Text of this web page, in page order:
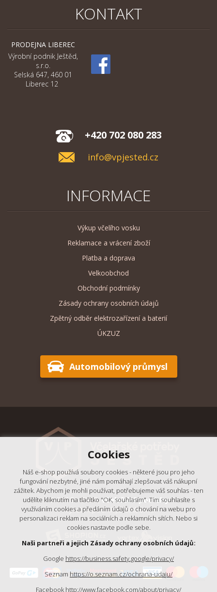
KONTAKT
PRODEJNA LIBEREC
Výrobní podnik Ještěd,
s.r.o.
Selská 647, 460 01
Liberec 12
+420 702 080 283
info@vpjested.cz
INFORMACE
Výkup včelího vosku
Reklamace a vrácení zboží
Platba a doprava
Velkoobchod
Obchodní podmínky
Zásady ochrany osobních údajů
Zpětný odběr elektrozařízení a baterií
ÚKZUZ
Automobilový průmysl
© 2018 - 2026, Včelařské potřeby
- Výrobní podnik Ještěd, s.r.o.
Cookies
Náš e-shop používá soubory cookies - některé jsou pro jeho
fungování nezbytné, jiné nám pomáhají zlepšovat váš nákupní
zážitek. Abychom je mohli používat, potřebujeme váš souhlas - ten
udělíte kliknutím na tlačítko "OK, souhlasím". Tím souhlasíte s
využíváním cookies a předáním údajů o chování na webu pro
personalizaci reklam na sociálních a reklamních sítích. Nebo si
cookies nastavte podle sebe.
Naši partneři a jejich Zásady ochrany osobních údajů:
Google https://business.safety.google/privacy/
Seznam https://o.seznam.cz/ochrana-udaju/
Facebook http://www.facebook.com/about/privacy/